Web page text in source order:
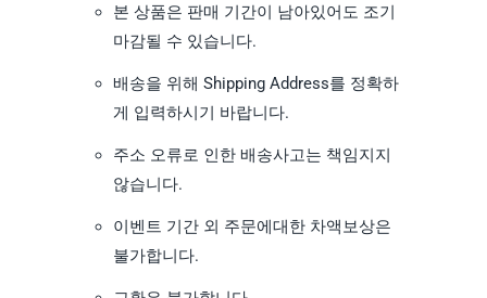
본 상품은 판매 기간이 남아있어도 조기
마감될 수 있습니다.
배송을 위해 Shipping Address를 정확하
게 입력하시기 바랍니다.
주소 오류로 인한 배송사고는 책임지지
않습니다.
이벤트 기간 외 주문에대한 차액보상은
불가합니다.